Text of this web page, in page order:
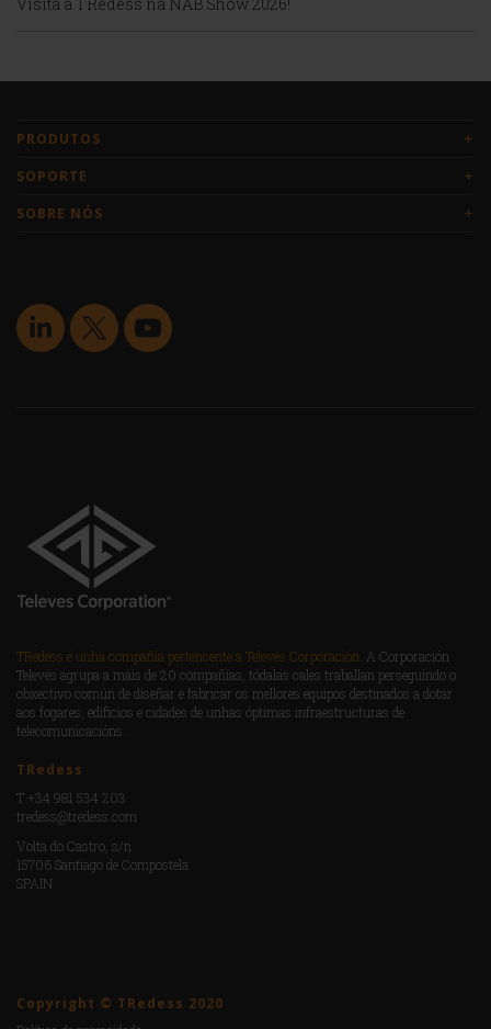
Visita a TRedess na NAB Show 2026!
PRODUTOS +
SOPORTE +
SOBRE NÓS +
TRedess é unha compañía pertencente a Televés Corporación. A Corporación
Televés agrupa a máis de 20 compañías, tódalas cales traballan perseguindo o
obxectivo común de diseñar e fabricar os mellores equipos destinados a dotar
aos fogares, edificios e cidades de unhas óptimas infraestructuras de
telecomunicacións.
TRedess
T +34 981 534 203
tredess@tredess.com
Volta do Castro, s/n
15706 Santiago de Compostela
SPAIN
Copyright © TRedess 2020